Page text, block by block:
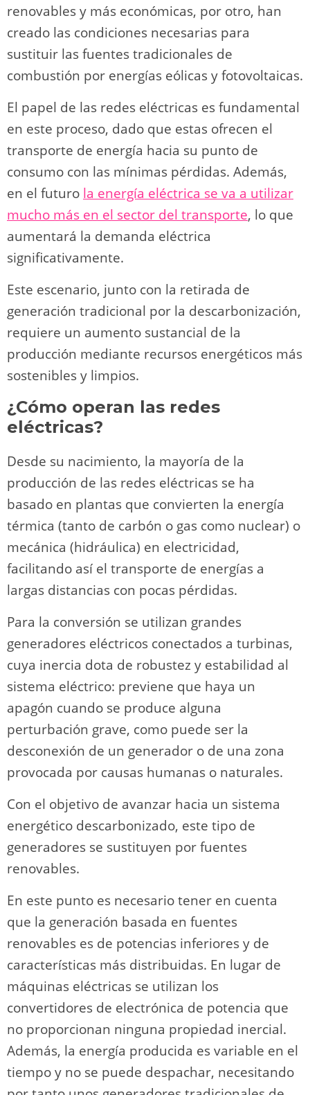
renovables y más económicas, por otro, han
creado las condiciones necesarias para
sustituir las fuentes tradicionales de
combustión por energías eólicas y fotovoltaicas.
El papel de las redes eléctricas es fundamental
en este proceso, dado que estas ofrecen el
transporte de energía hacia su punto de
consumo con las mínimas pérdidas. Además,
en el futuro la energía eléctrica se va a utilizar
mucho más en el sector del transporte, lo que
aumentará la demanda eléctrica
significativamente.
Este escenario, junto con la retirada de
generación tradicional por la descarbonización,
requiere un aumento sustancial de la
producción mediante recursos energéticos más
sostenibles y limpios.
¿Cómo operan las redes
eléctricas?
Desde su nacimiento, la mayoría de la
producción de las redes eléctricas se ha
basado en plantas que convierten la energía
térmica (tanto de carbón o gas como nuclear) o
mecánica (hidráulica) en electricidad,
facilitando así el transporte de energías a
largas distancias con pocas pérdidas.
Para la conversión se utilizan grandes
generadores eléctricos conectados a turbinas,
cuya inercia dota de robustez y estabilidad al
sistema eléctrico: previene que haya un
apagón cuando se produce alguna
perturbación grave, como puede ser la
desconexión de un generador o de una zona
provocada por causas humanas o naturales.
Con el objetivo de avanzar hacia un sistema
energético descarbonizado, este tipo de
generadores se sustituyen por fuentes
renovables.
En este punto es necesario tener en cuenta
que la generación basada en fuentes
renovables es de potencias inferiores y de
características más distribuidas. En lugar de
máquinas eléctricas se utilizan los
convertidores de electrónica de potencia que
no proporcionan ninguna propiedad inercial.
Además, la energía producida es variable en el
tiempo y no se puede despachar, necesitando